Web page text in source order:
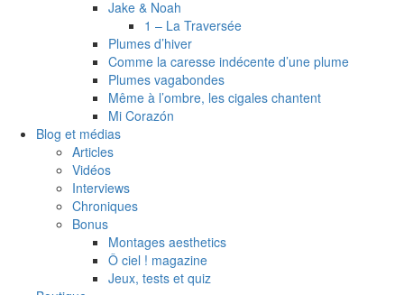
Jake & Noah
1 – La Traversée
Plumes d’hiver
Comme la caresse indécente d’une plume
Plumes vagabondes
Même à l’ombre, les cigales chantent
Mi Corazón
Blog et médias
Articles
Vidéos
Interviews
Chroniques
Bonus
Montages aesthetics
Ô ciel ! magazine
Jeux, tests et quiz